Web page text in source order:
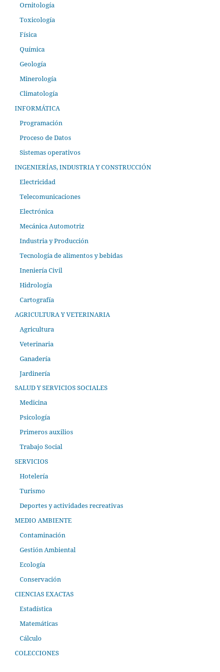
Ornitología
Toxicología
Física
Química
Geología
Minerología
Climatología
INFORMÁTICA
Programación
Proceso de Datos
Sistemas operativos
INGENIERÍAS, INDUSTRIA Y CONSTRUCCIÓN
Electricidad
Telecomunicaciones
Electrónica
Mecánica Automotriz
Industria y Producción
Tecnología de alimentos y bebidas
Ineniería Civil
Hidrología
Cartografía
AGRICULTURA Y VETERINARIA
Agricultura
Veterinaria
Ganadería
Jardinería
SALUD Y SERVICIOS SOCIALES
Medicina
Psicología
Primeros auxilios
Trabajo Social
SERVICIOS
Hotelería
Turismo
Deportes y actividades recreativas
MEDIO AMBIENTE
Contaminación
Gestión Ambiental
Ecología
Conservación
CIENCIAS EXACTAS
Estadística
Matemáticas
Cálculo
COLECCIONES